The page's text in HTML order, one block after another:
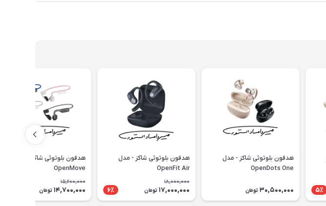
5٪
هدفون بلوتوثی شاکز - مدل
OpenDots One
30,500,000 تومان
هدفون بلوتوثی شاکز - مدل
OpenFit Air
18,000,000
17,000,000 تومان 6٪
هدفون بلوتوثی شاکز - مدل
OpenMove
15,200,000
14,700,000 تومان